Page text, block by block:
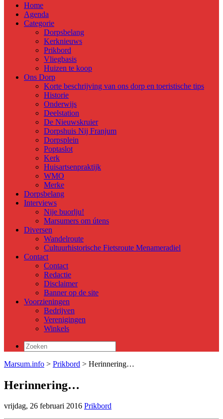
Home
Agenda
Categorie
Dorpsbelang
Kerknieuws
Prikbord
Vliegbasis
Huizen te koop
Ons Dorp
Korte beschrijving van ons dorp en toeristische tips
Historie
Onderwijs
Deelstation
De Nieuwskruier
Dorpshuis Nij Franjum
Dorpsplein
Poptaslot
Kerk
Huisartsenpraktijk
WMO
Merke
Dorpsbelang
Interviews
Nije buorlju!
Marsumers om útens
Diversen
Wandelroute
Cultuurhistorische Fietsroute Menameradiel
Contact
Contact
Redactie
Disclaimer
Banner op de site
Voorzieningen
Bedrijven
Verenigingen
Winkels
Zoeken
naar:
Marsum.info > Prikbord > Herinnering…
Herinnering…
vrijdag, 26 februari 2016 Prikbord